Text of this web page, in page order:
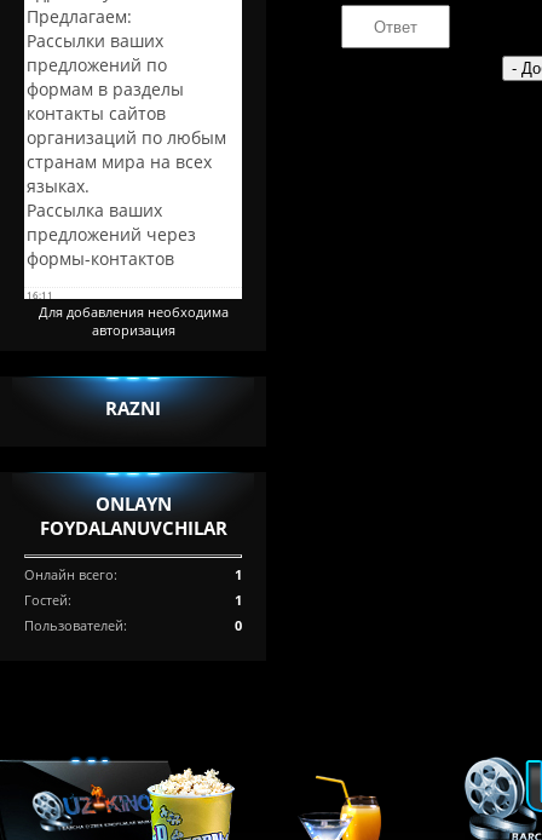
Для добавления необходима
авторизация
RAZNI
ONLAYN
FOYDALANUVCHILAR
Онлайн всего:
1
Гостей:
1
Пользователей:
0